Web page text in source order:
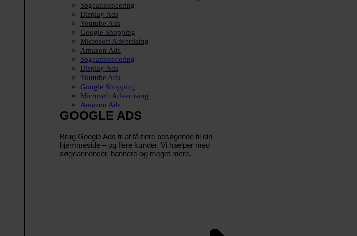
Søgeannoncering
Display Ads
Youtube Ads
Google Shopping
Microsoft Advertising
Amazon Ads
Søgeannoncering
Display Ads
Youtube Ads
Google Shopping
Microsoft Advertising
Amazon Ads
GOOGLE ADS
Brug Google Ads til at få flere besøgende til din
hjemmeside – og flere kunder. Vi hjælper med
søgeannoncer, bannere og meget mere.